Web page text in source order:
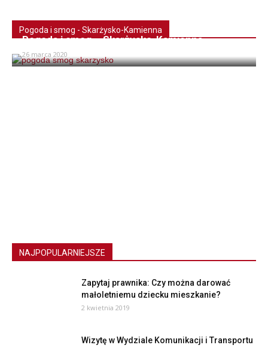
Pogoda i smog - Skarżysko-Kamienna
Pogoda i smog – Skarżysko-Kamienna
26 marca 2020
NAJPOPULARNIEJSZE
Zapytaj prawnika: Czy można darować
małoletniemu dziecku mieszkanie?
2 kwietnia 2019
Wizytę w Wydziale Komunikacji i Transportu